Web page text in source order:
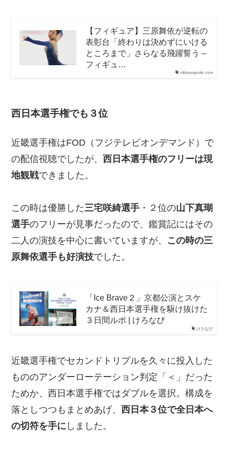
nikkansports.com
【フィギュア】三原舞依が逆転の
表彰台「終わりは決めずにいける
ところまで」さらなる飛躍誓う –
フィギュ…
西日本選手権でも３位
近畿選手権はFOD（フジテレビオンデマンド）で
の配信視聴でしたが、西日本選手権のフリーは現
地観戦できました。
この時は優勝した三宅咲綺選手 ・２位の山下真瑚
選手のフリーが見事だったので、鑑賞記にはその
二人の演技を中心に書いていますが、 この時の三
原舞依選手も好演技でした。
けろなび
「Ice Brave２」京都公演とスケ
カナ＆西日本選手権を駆け抜けた
３日間ルポ | けろなび
近畿選手権でセカンドトリプルを久々に投入した
もののアンダーローテーション判定「＜」だった
ためか、西日本選手権ではダブルを選択。構成を
落としつつもまとめあげ、西日本３位で全日本へ
の切符を手に しました。